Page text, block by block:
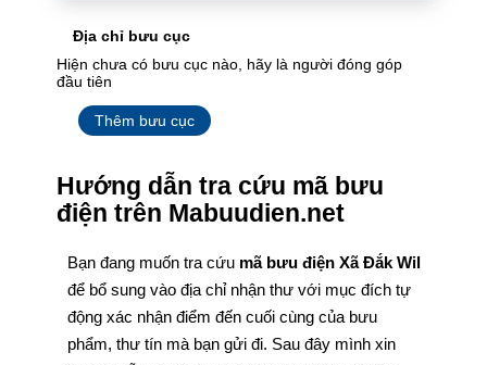
Địa chỉ bưu cục
Hiện chưa có bưu cục nào, hãy là người đóng góp
đầu tiên
Thêm bưu cục
Hướng dẫn tra cứu mã bưu
điện trên Mabuudien.net
Bạn đang muốn tra cứu mã bưu điện Xã Đắk Wil
để bổ sung vào địa chỉ nhận thư với mục đích tự
động xác nhận điểm đến cuối cùng của bưu
phẩm, thư tín mà bạn gửi đi. Sau đây mình xin